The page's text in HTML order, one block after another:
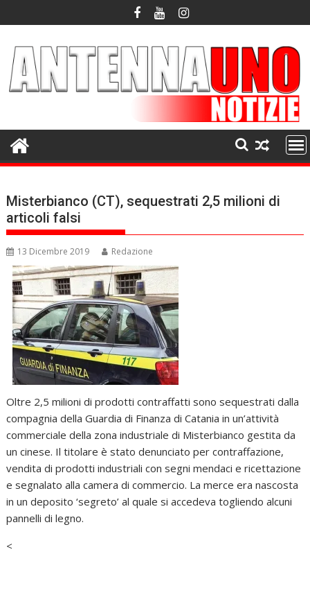
to
Misterbianco (CT), sequestrati 2,5 milioni di
articoli falsi
13 Dicembre 2019 Redazione
Oltre 2,5 milioni di prodotti contraffatti sono sequestrati dalla
compagnia della Guardia di Finanza di Catania in un’attività
commerciale della zona industriale di Misterbianco gestita da
un cinese. Il titolare è stato denunciato per contraffazione,
vendita di prodotti industriali con segni mendaci e ricettazione
e segnalato alla camera di commercio. La merce era nascosta
in un deposito ‘segreto’ al quale si accedeva togliendo alcuni
pannelli di legno.
<